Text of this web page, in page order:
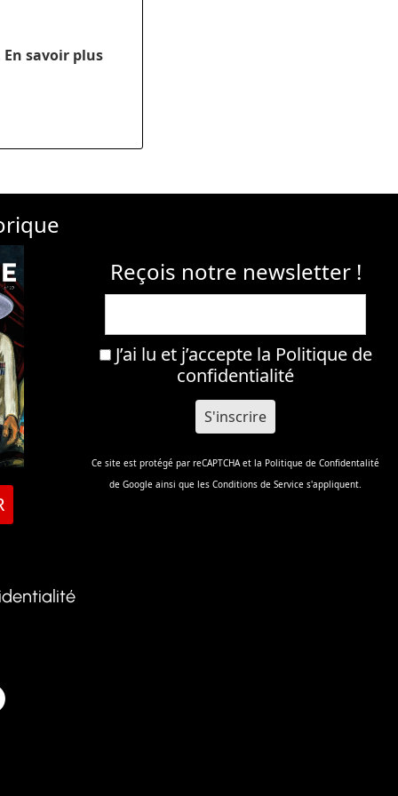
En savoir plus
Reçois notre newsletter !
J’ai lu et j’accepte la Politique de
confidentialité
Ce site est protégé par reCAPTCHA et la Politique de Confidentalité
de Google ainsi que les Conditions de Service s'appliquent.